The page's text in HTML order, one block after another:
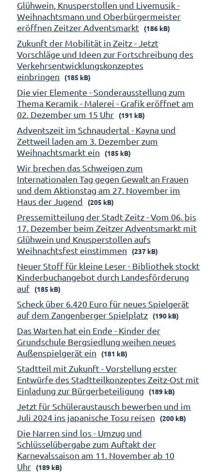
Glühwein, Knusperstollen und Livemusik -
Weihnachtsmann und Oberbürgermeister
eröffnen Zeitzer Adventsmarkt
(186 kB)
Zukunft der Mobilität in Zeitz - Jetzt
Vorschläge und Ideen zur Fortschreibung des
Verkehrsentwicklungskonzeptes
einbringen
(185 kB)
Die vier Elemente - Sonderausstellung zum
Thema Keramik - Malerei - Grafik eröffnet am
02. Dezember um 15 Uhr
(191 kB)
Adventszeit im Schnaudertal - Kayna und
Zettweil laden am 3. Dezember zum
Weihnachtsmarkt ein
(185 kB)
Wir brechen das Schweigen zum
Internationalen Tag gegen Gewalt an Frauen
und dem Aktionstag am 27. November im
Haus der Jugend
(205 kB)
Pressemitteilung der Stadt Zeitz - Vom 06. bis
17. Dezember beim Zeitzer Adventsmarkt mit
Glühwein und Knusperstollen aufs
Weihnachtsfest einstimmen
(237 kB)
Neuer Stoff für kleine Leser - Bibliothek stockt
Kinderbuchangebot durch Landesförderung
auf
(185 kB)
Scheck über 6.420 Euro für neues Spielgerät
auf dem Zangenberger Spielplatz
(190 kB)
Das Warten hat ein Ende - Kinder der
Grundschule Bergsiedlung weihen neues
Außenspielgerät ein
(181 kB)
Stadtteil mit Zukunft - Vorstellung erster
Entwürfe des Stadtteilkonzeptes Zeitz-Ost mit
Einladung zur Bürgerbeteiligung
(189 kB)
Jetzt für Schüleraustausch bewerben und im
Juli 2024 ins japanische Tosu reisen
(200 kB)
Die Narren sind los - Umzug und
Schlüsselübergabe zum Auftakt der
Karnevalssaison am 11. November ab 10
Uhr
(189 kB)